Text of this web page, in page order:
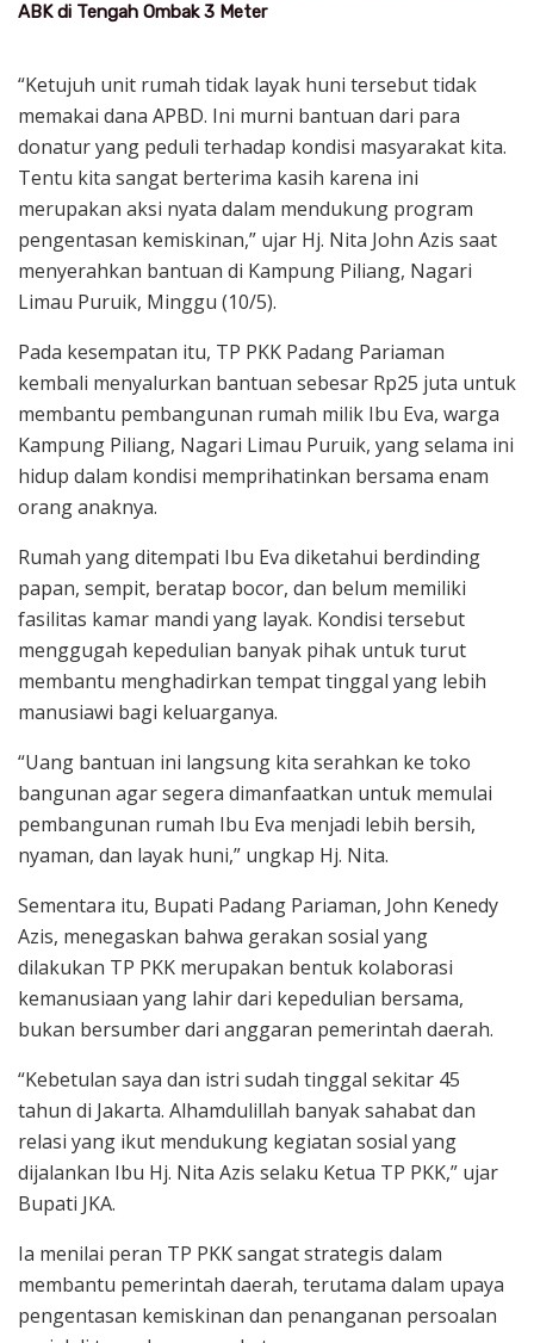
ABK di Tengah Ombak 3 Meter
“Ketujuh unit rumah tidak layak huni tersebut tidak
memakai dana APBD. Ini murni bantuan dari para
donatur yang peduli terhadap kondisi masyarakat kita.
Tentu kita sangat berterima kasih karena ini
merupakan aksi nyata dalam mendukung program
pengentasan kemiskinan,” ujar Hj. Nita John Azis saat
menyerahkan bantuan di Kampung Piliang, Nagari
Limau Puruik, Minggu (10/5).
Pada kesempatan itu, TP PKK Padang Pariaman
kembali menyalurkan bantuan sebesar Rp25 juta untuk
membantu pembangunan rumah milik Ibu Eva, warga
Kampung Piliang, Nagari Limau Puruik, yang selama ini
hidup dalam kondisi memprihatinkan bersama enam
orang anaknya.
Rumah yang ditempati Ibu Eva diketahui berdinding
papan, sempit, beratap bocor, dan belum memiliki
fasilitas kamar mandi yang layak. Kondisi tersebut
menggugah kepedulian banyak pihak untuk turut
membantu menghadirkan tempat tinggal yang lebih
manusiawi bagi keluarganya.
“Uang bantuan ini langsung kita serahkan ke toko
bangunan agar segera dimanfaatkan untuk memulai
pembangunan rumah Ibu Eva menjadi lebih bersih,
nyaman, dan layak huni,” ungkap Hj. Nita.
Sementara itu, Bupati Padang Pariaman, John Kenedy
Azis, menegaskan bahwa gerakan sosial yang
dilakukan TP PKK merupakan bentuk kolaborasi
kemanusiaan yang lahir dari kepedulian bersama,
bukan bersumber dari anggaran pemerintah daerah.
“Kebetulan saya dan istri sudah tinggal sekitar 45
tahun di Jakarta. Alhamdulillah banyak sahabat dan
relasi yang ikut mendukung kegiatan sosial yang
dijalankan Ibu Hj. Nita Azis selaku Ketua TP PKK,” ujar
Bupati JKA.
Ia menilai peran TP PKK sangat strategis dalam
membantu pemerintah daerah, terutama dalam upaya
pengentasan kemiskinan dan penanganan persoalan